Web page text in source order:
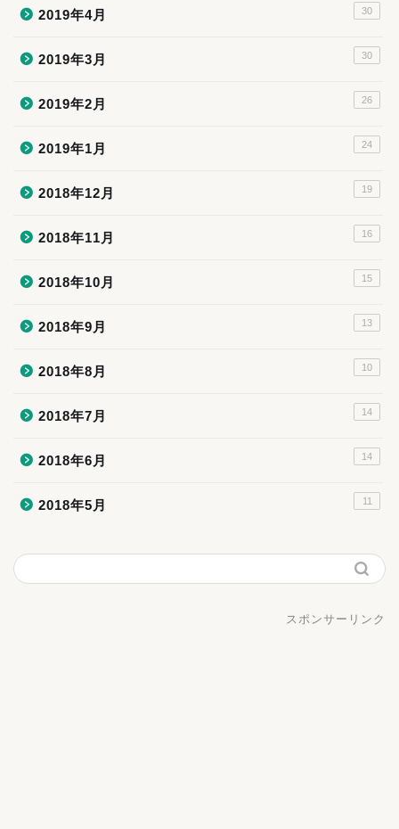
2019年4月 30
2019年3月 30
2019年2月 26
2019年1月 24
2018年12月 19
2018年11月 16
2018年10月 15
2018年9月 13
2018年8月 10
2018年7月 14
2018年6月 14
2018年5月 11
スポンサーリンク